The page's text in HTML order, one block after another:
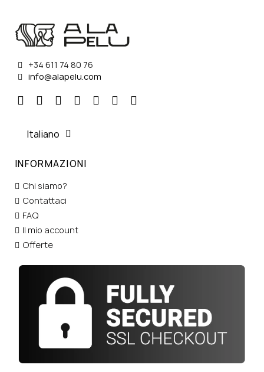
+34 611 74 80 76
info@alapelu.com
Italiano
INFORMAZIONI
Chi siamo?
Contattaci
FAQ
Il mio account
Offerte